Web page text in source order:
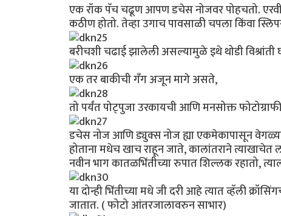
एक रॉक पॅच चढूण आपण डचेस नोजवर पोहचतो.
कठीण होतो. तेव्हा उगाच पावसाळी चपला किंवा
बरीचशी चढाई झालेली असल्यामुळे इथे थोडी विश्रांती
एक तर बाकीची गँग अजून मागे असते,
तो पर्यंत पोट्पुजा उरकायची आणि मनसोक्त
डचेस नोज आणि ड्युक्स नोज ह्या एकमेकापासून
होताना मधेच खाच राहून जाते, कालांतराने त्याखाचेत
नवीन भाग कातळभिंतीच्या रुपात शिल्लक रहातो,
या दोन्ही भिंतीच्या मधे जी दरी आहे त्यात व्हॅली
जातात. ( फोटो आंतरजालावरुन साभार)